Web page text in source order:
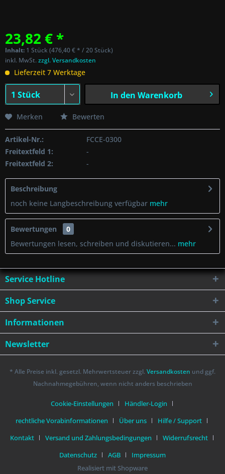
23,82 € *
Inhalt: 1 Stück (476,40 € * / 20 Stück)
inkl. MwSt.zzgl. Versandkosten
Lieferzeit 7 Werktage
In den Warenkorb
Merken Bewerten
Artikel-Nr.:
FCCE-0300
Freitextfeld 1:
-
Freitextfeld 2:
-
Beschreibung
noch keine Langbeschreibung verfügbar mehr
Bewertungen
0
Bewertungen lesen, schreiben und diskutieren... mehr
Service Hotline
Shop Service
Informationen
Newsletter
* Alle Preise inkl. gesetzl. Mehrwertsteuer zzgl. Versandkosten und ggf.
Nachnahmegebühren, wenn nicht anders beschrieben
Cookie-Einstellungen
Händler-Login
rechtliche Vorabinformationen
Über uns
Hilfe / Support
Kontakt
Versand und Zahlungsbedingungen
Widerrufsrecht
Datenschutz
AGB
Impressum
Realisiert mit Shopware